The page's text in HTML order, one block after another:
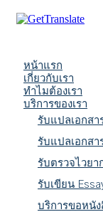
หน้าแรก
เกี่ยวกับเรา
ทำไมต้องเรา
บริการของเรา
รับแปลเอกสา
รับแปลเอกสา
รับตรวจไวย
รับเขียน
บริการขอหนั